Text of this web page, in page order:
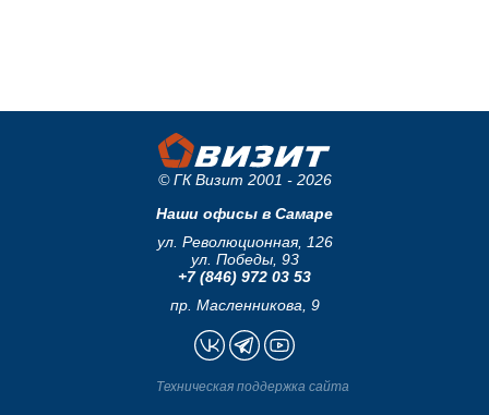
© ГК Визит 2001 - 2026
Наши офисы в Самаре
ул. Революционная, 126
ул. Победы, 93
+7 (846) 972 03 53
пр. Масленникова, 9
Техническая поддержка сайта